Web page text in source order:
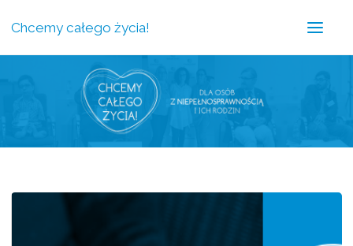
Chcemy całego życia!